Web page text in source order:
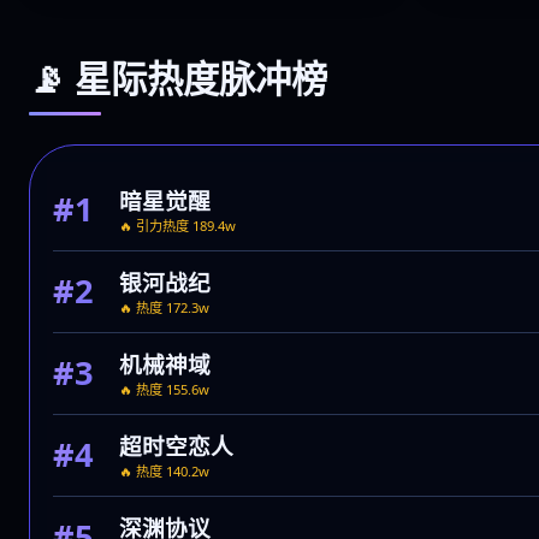
📡 星际热度脉冲榜
#1 暗星觉醒
🔥 引力热度 189.4w
#2 银河战纪
🔥 热度 172.3w
#3 机械神域
🔥 热度 155.6w